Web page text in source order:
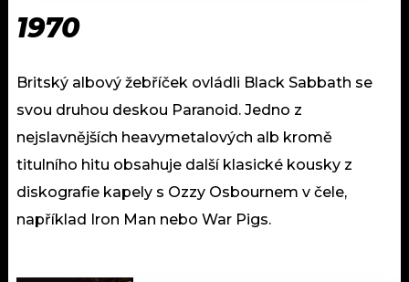
1970
Britský albový žebříček ovládli Black Sabbath se
svou druhou deskou Paranoid. Jedno z
nejslavnějších heavymetalových alb kromě
titulního hitu obsahuje další klasické kousky z
diskografie kapely s Ozzy Osbournem v čele,
například Iron Man nebo War Pigs.